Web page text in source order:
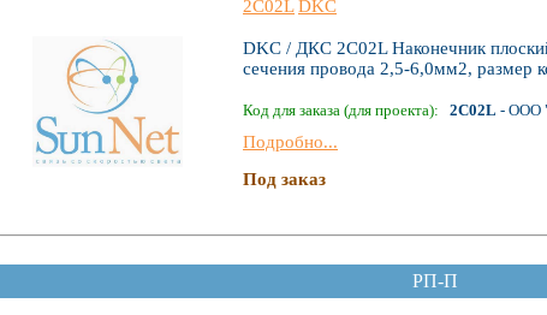
2C02LDKC
DKC / ДКС 2C02L Наконечник
сечения провода 2,5-6,0мм2, размер
Код для заказа (для проекта): 2C02L - ООО
Подробно...
Под заказ
РП-П